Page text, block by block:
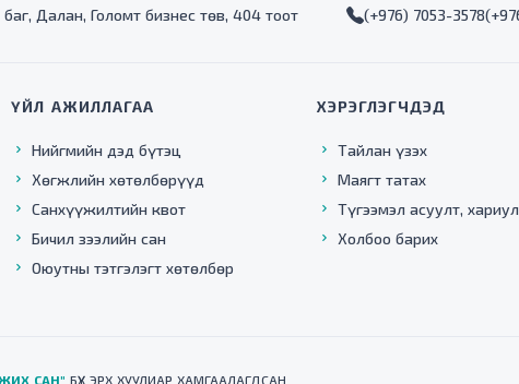
Далан, Голомт бизнес төв, 404 тоот (+976) 7053-3578
ҮЙЛ АЖИЛЛАГАА
Нийгмийн дэд бүтэц
Хөгжлийн хөтөлбөрүүд
Санхүүжилтийн квот
Бичил зээлийн сан
Оюутны тэтгэлэгт хөтөлбөр
ХЭРЭГЛЭГЧДЭД
Тайлан үзэх
Маягт татах
Түгээмэл асуулт,
Холбоо барих
САН" БҮХ ЭРХ ХУУЛИАР ХАМГААЛАГДСАН